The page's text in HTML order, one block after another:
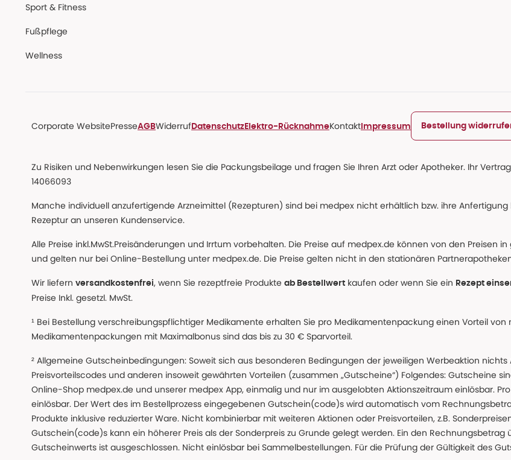
Sport & Fitness
Fußpflege
Wellness
Corporate WebsitePresseAGBWiderruf Datenschutz Elektro-RücknahmeKontakt Impressum Bestellung
Zu Risiken und Nebenwirkungen lesen Sie die Packungsbeilage und fragen Sie Ihren Arzt oder Apotheker. Ihr
14066093
Manche individuell anzufertigende Arzneimittel (Rezepturen) sind bei medpex nicht erhältlich bzw. ihre
Rezeptur an unseren Kundenservice.
Alle Preise inkl.MwSt.Preisänderungen und Irrtum vorbehalten. Die Preise auf medpex.de können von den
und gelten nur bei Online-Bestellung unter medpex.de. Die Preise gelten nicht in den stationären
Wir liefern versandkostenfrei, wenn Sie rezeptfreie Produkte ab Bestellwert kaufen oder wenn Sie ein Rezept
Preise Inkl. gesetzl. MwSt.
¹ Bei Bestellung verschreibungspflichtiger Medikamente erhalten Sie pro Medikamentenpackung einen Vorteil
Medikamentenpackungen mit Maximalbonus sind das bis zu 30 € Sparvorteil.
² Allgemeine Gutscheinbedingungen: Soweit sich aus besonderen Bedingungen der jeweiligen Werbeaktion
Preisvorteilscodes und anderen insoweit gewährten Vorteilen (zusammen „Gutscheine“) Folgendes: Gutscheine
Online-Shop medpex.de und unserer medpex App, einmalig und nur im ausgelobten Aktionszeitraum einlösbar.
einlösbar. Der Wert des im Bestellprozess eingegebenen Gutschein(code)s wird automatisch vom
Produkte inklusive reduzierter Ware. Nicht kombinierbar mit weiteren Aktionen oder Preisvorteilen, z.B.
Gutschein(code)s kann ein höherer Preis als der Sonderpreis zu Grunde gelegt werden. Ein den
Gutscheinwerts ist ausgeschlossen. Nicht einlösbar bei Sammelbestellungen. Für die Prüfung der Gültigkeit des